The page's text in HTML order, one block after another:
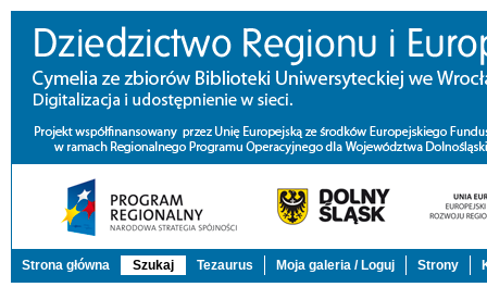
Strona główna Szukaj Tezaurus Moja galeria / Loguj Strony